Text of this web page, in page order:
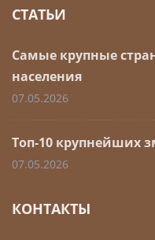
СТАТЬИ
Самые крупные
населения
07.05.2026
Топ-10 крупнейших
07.05.2026
КОНТАКТЫ